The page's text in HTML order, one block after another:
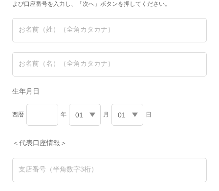
よび口座番号を入力し、「次へ」ボタンを押してください。
お名前（姓） （全角カタカナ）
お名前（名） （全角カタカナ）
生年月日
西暦 年 月 日
＜代表口座情報＞
支店番号（半角数字3桁）